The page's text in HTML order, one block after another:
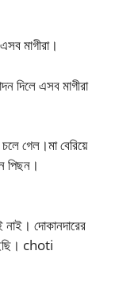
মাগীরা।
দিলে এসব মাগীরা
গেল।মা বেরিয়ে
পিছন।
দোকানদারের
choti